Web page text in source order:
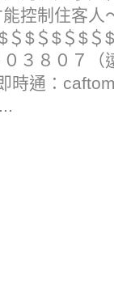
控制住客人
＄$＄$＄$＄
３８０７（
時通：